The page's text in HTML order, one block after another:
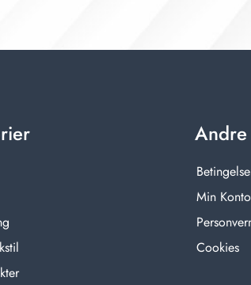
Min Konto
Cookies